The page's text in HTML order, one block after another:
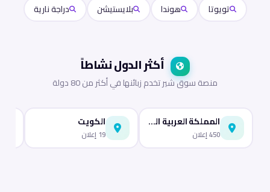
تويوتا
هوندا بلايستيشن دراجة نارية
أكثر الدول نشاطاً
منصة سوق شير تخدم زبائنها في أكثر من 80 دولة
المملكة العربية السعودية
450 إعلان
الكويت
19 إعلان